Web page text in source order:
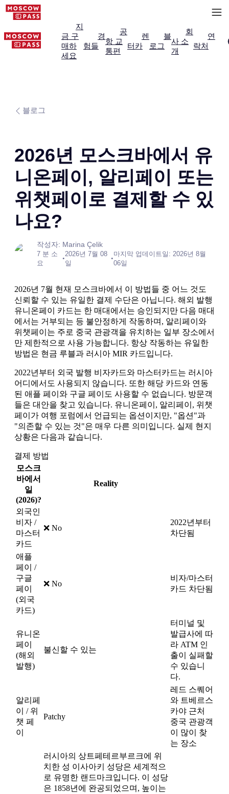
지
금 구
매하
세요
경
험들
공
항 교
통편
렌
터카
블
로그
회
사 소
개
연
락처
블로그
2026년 모스크바에서 유
니온페이, 알리페이 또는
위챗페이로 결제할 수 있
나요?
작성자: Marina Çelik
7 분 소
요
•
2026년 7월 08
일
•
마지막 업데이트일: 2026년 8월
06일
2026년 7월 현재 모스크바에서 이 방법들 중 어느 것도
신뢰할 수 있는 유일한 결제 수단은 아닙니다. 해외 발행
유니온페이 카드는 한 매대에서는 승인되지만 다음 매대
에서는 거부되는 등 불안정하게 작동하며, 알리페이와
위챗페이는 주로 중국 관광객을 유치하는 일부 장소에서
만 제한적으로 사용 가능합니다. 항상 작동하는 유일한
방법은 현금 루블과 러시아 MIR 카드입니다.
2022년부터 외국 발행 비자카드와 마스터카드는 러시아
어디에서도 사용되지 않습니다. 또한 해당 카드와 연동
된 애플 페이와 구글 페이도 사용할 수 없습니다. 방문객
들은 대안을 찾고 있습니다. 유니온페이, 알리페이, 위챗
페이가 여행 포럼에서 언급되는 옵션이지만, "옵션"과
"의존할 수 있는 것"은 매우 다른 의미입니다. 실제 현지
상황은 다음과 같습니다.
결제 방법
모스크
바에서
일
(2026)?
Reality
외국인
비자 /
마스터
카드
❌ No
2022년부터
차단됨
애플
페이 /
구글
페이
(외국
카드)
❌ No
비자/마스터
카드 차단됨
유니온
페이
(해외
발행)
불신할 수 있는
터미널 및
발급사에 따
라 ATM 인
출이 실패할
수 있습니
다.
알리페
이 / 위
챗 페
이
Patchy
레드 스퀘어
와 트베르스
카야 근처
중국 관광객
이 많이 찾
는 장소
러시아의 상트페테르부르크에 위
치한 성 이사아키 성당은 세계적으
로 유명한 랜드마크입니다. 이 성당
은 1858년에 완공되었으며, 높이는